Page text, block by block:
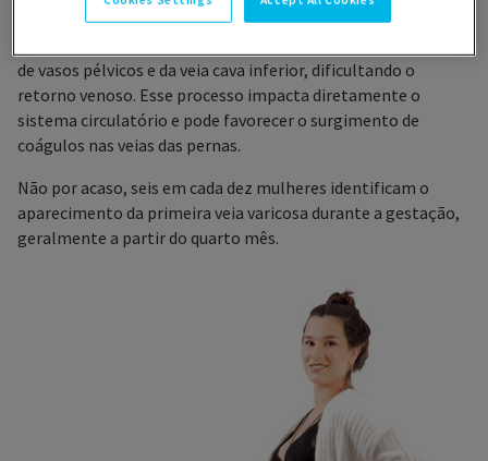
de vasos pélvicos e da veia cava inferior, dificultando o
retorno venoso. Esse processo impacta diretamente o
sistema circulatório e pode favorecer o surgimento de
coágulos nas veias das pernas.
Não por acaso, seis em cada dez mulheres identificam o
aparecimento da primeira veia varicosa durante a gestação,
geralmente a partir do quarto mês.